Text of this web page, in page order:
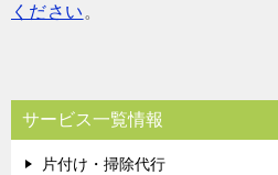
ください。
サービス一覧情報
片付け・掃除代行